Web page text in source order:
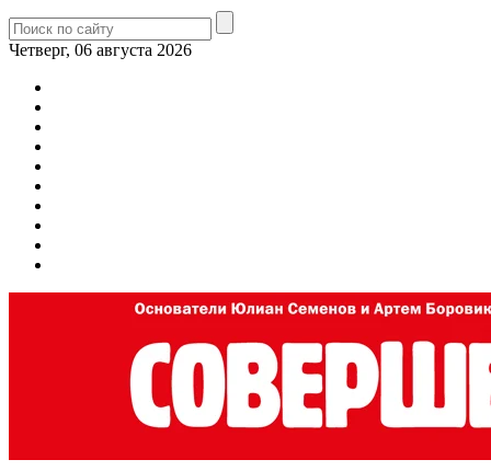
Четверг, 06 августа 2026